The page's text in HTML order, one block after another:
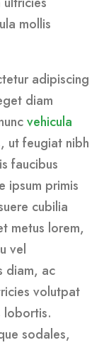
mollis
adipiscing
diam
vehicula
ut feugiat nibh
faucibus
ipsum primis
cubilia
metus lorem,
vel
diam, ac
volutpat
lobortis.
sodales,